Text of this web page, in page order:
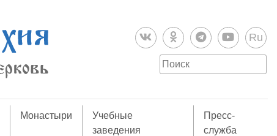
Ru
Монастыри
Учебные
заведения
Пресс-
служба